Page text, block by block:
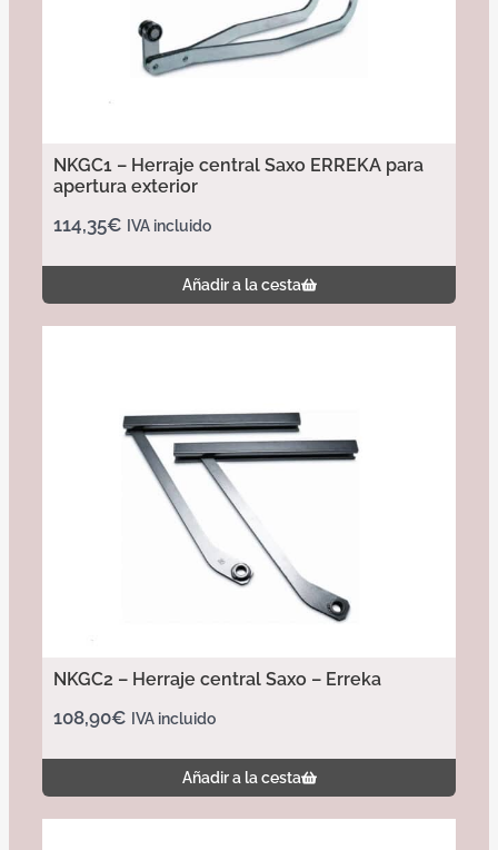
NKGC1 – Herraje central Saxo ERREKA para
apertura exterior
114,35€ IVA incluido
Añadir a la cesta
NKGC2 – Herraje central Saxo – Erreka
108,90€ IVA incluido
Añadir a la cesta